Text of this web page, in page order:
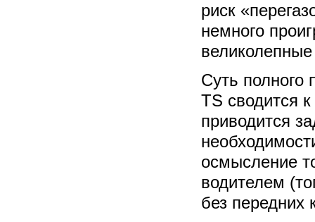
риск
немного
Суть полного
TS сводится
приводится
осмысление
водителем
без передних